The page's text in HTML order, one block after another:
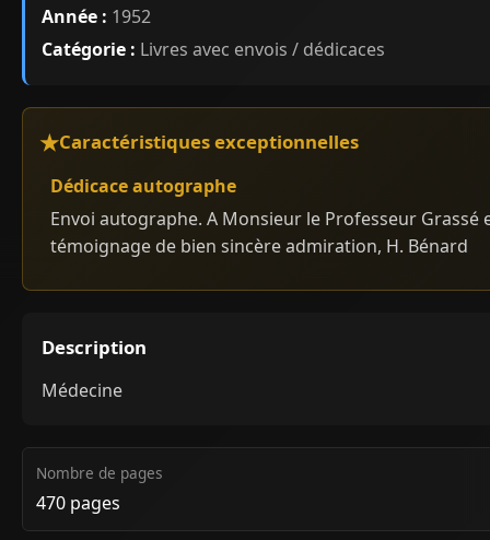
Année : 1952
Catégorie : Livres avec envois / dédicaces
Caractéristiques exceptionnelles
Dédicace autographe
Envoi autographe. A Monsieur le Professeur Grassé
témoignage de bien sincère admiration, H. Bénard
Description
Médecine
Nombre de pages
470 pages